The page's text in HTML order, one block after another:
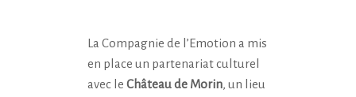
La Compagnie de l’Emotion a mis
en place un partenariat culturel
avec le Château de Morin, un lieu